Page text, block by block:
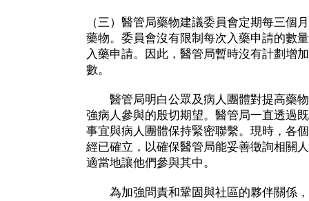
（三）醫管局藥物建議委員會定期每三個
藥物。委員會沒有限制每次入藥申請的數
入藥申請。因此，醫管局暫時沒有計劃增
數。
醫管局明白公眾及病人團體對提高藥物
強病人參與的殷切期望。醫管局一直透過
事宜與病人團體保持緊密聯繫。現時，各
經已確立，以確保醫管局能妥善徵詢相關
適當地讓他們參與其中。
為加強問責和鞏固與社區的夥伴關係，